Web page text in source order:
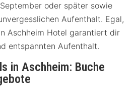
oder später sowie
Aufenthalt. Egal,
Aschheim Hotel garantiert dir
entspannten Aufenthalt.
in Aschheim: Buche